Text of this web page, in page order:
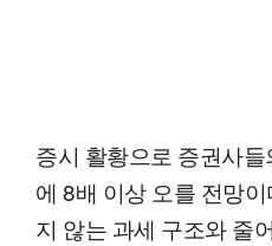
증시 활황으로 증권사
에 8배 이상 오를 전망
지 않는 과세 구조와 줄